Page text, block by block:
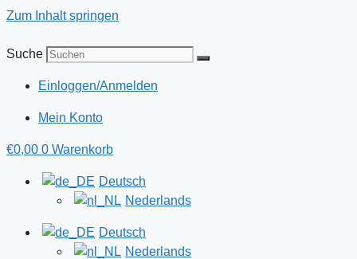
Zum Inhalt springen
Suche
Einloggen/Anmelden
Mein Konto
€0,00 0 Warenkorb
Deutsch
Nederlands
Deutsch
Nederlands